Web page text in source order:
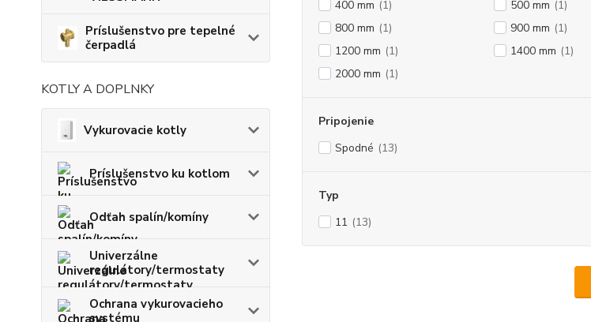
Príslušenstvo pre tepelné
čerpadlá
KOTLY A DOPLNKY
Vykurovacie kotly
Príslušenstvo ku kotlom
Odťah spalín/komíny
Univerzálne
regulátory/termostaty
Ochrana vykurovacieho
systému
400 mm (1) 500 mm (1)
800 mm (1) 900 mm (1)
1200 mm (1) 1400 mm (1)
2000 mm (1)
Pripojenie
Spodné (13)
Typ
11 (13)